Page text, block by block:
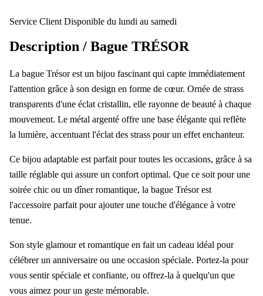
Service Client Disponible du lundi au samedi
Description / Bague TRÉSOR
La bague Trésor est un bijou fascinant qui capte immédiatement
l'attention grâce à son design en forme de cœur. Ornée de strass
transparents d'une éclat cristallin, elle rayonne de beauté à chaque
mouvement. Le métal argenté offre une base élégante qui reflète
la lumière, accentuant l'éclat des strass pour un effet enchanteur.
Ce bijou adaptable est parfait pour toutes les occasions, grâce à sa
taille réglable qui assure un confort optimal. Que ce soit pour une
soirée chic ou un dîner romantique, la bague Trésor est
l'accessoire parfait pour ajouter une touche d'élégance à votre
tenue.
Son style glamour et romantique en fait un cadeau idéal pour
célébrer un anniversaire ou une occasion spéciale. Portez-la pour
vous sentir spéciale et confiante, ou offrez-la à quelqu'un que
vous aimez pour un geste mémorable.